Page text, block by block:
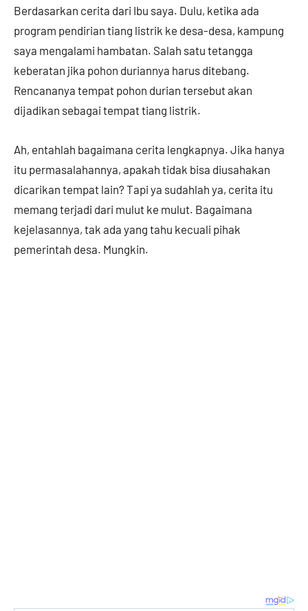
Berdasarkan cerita dari Ibu saya. Dulu, ketika ada
program pendirian tiang listrik ke desa-desa, kampung
saya mengalami hambatan. Salah satu tetangga
keberatan jika pohon duriannya harus ditebang.
Rencananya tempat pohon durian tersebut akan
dijadikan sebagai tempat tiang listrik.
Ah, entahlah bagaimana cerita lengkapnya. Jika hanya
itu permasalahannya, apakah tidak bisa diusahakan
dicarikan tempat lain? Tapi ya sudahlah ya, cerita itu
memang terjadi dari mulut ke mulut. Bagaimana
kejelasannya, tak ada yang tahu kecuali pihak
pemerintah desa. Mungkin.